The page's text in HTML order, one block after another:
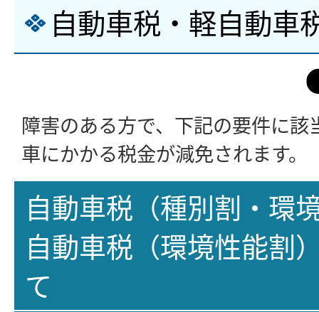
自動車税・軽自動車
障害のある方で、下記の要件に
車にかかる税金が減免されます。
自動車税（種別割・環
自動車税（環境性能割
て